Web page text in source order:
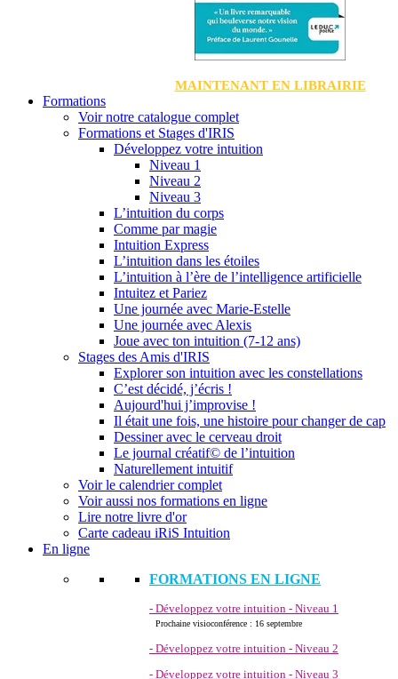
MAINTENANT EN LIBRAIRIE
Formations
Voir notre catalogue complet
Formations et Stages d'IRIS
Développez votre intuition
Niveau 1
Niveau 2
Niveau 3
L’intuition du corps
Comme par magie
Intuition Express
L’intuition dans les étoiles
L’intuition à l’ère de l’intelligence artificielle
Intuitez et Pariez
Une journée avec Marie-Estelle
Une journée avec Alexis
Joue avec ton intuition (7-12 ans)
Stages des Amis d'IRIS
Explorer son intuition avec les constellations
C’est décidé, j’écris !
Aujourd'hui j’improvise !
Il était une fois, une histoire pour changer de cap
Dessiner avec le cerveau droit
Le journal créatif© de l’intuition
Naturellement intuitif
Voir le calendrier complet
Voir aussi nos formations en ligne
Lire notre livre d'or
Carte cadeau iRiS Intuition
En ligne
FORMATIONS EN LIGNE
- Développez votre intuition - Niveau 1
Prochaine visioconférence : 16 septembre
- Développez votre intuition - Niveau 2
- Développez votre intuition - Niveau 3